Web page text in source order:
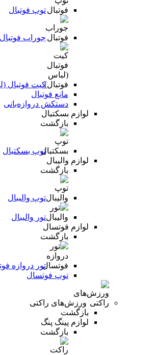
توپ فوتبال
جوراب فوتبال
کیت فوتبال
مانع فوتبال
دستکش دروازه‌بانی
لوازم بسکتبال
بازگشت
توپ بسکتبال
لوازم والیبال
بازگشت
توپ والیبال
تور والیبال
لوازم فوتسال
بازگشت
تور دروازه
توپ فوتسال
ورزش‌های راکتی
بازگشت
لوازم پینگ پنگ
بازگشت